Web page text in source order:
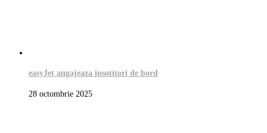
easyJet angajeaza insotitori de bord
28 octombrie 2025